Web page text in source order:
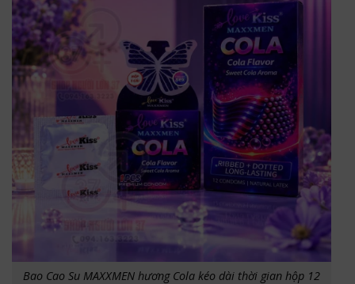
Bao Cao Su MAXXMEN hương Cola kéo dài thời gian hộp 12